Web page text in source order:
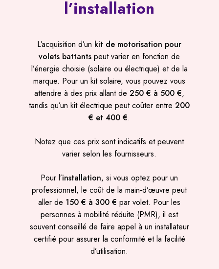
l’installation
L’acquisition d’un kit de motorisation pour
volets battants peut varier en fonction de
l’énergie choisie (solaire ou électrique) et de la
marque. Pour un kit solaire, vous pouvez vous
attendre à des prix allant de250 € à 500 €,
tandis qu’un kit électrique peut coûter entre200
€ et 400 €.
Notez que ces prix sont indicatifs et peuvent
varier selon les fournisseurs.
Pour l’installation, si vous optez pour un
professionnel, le coût de la main-d’œuvre peut
aller de 150 € à 300 € par volet. Pour les
personnes à mobilité réduite (PMR), il est
souvent conseillé de faire appel à un installateur
certifié pour assurer la conformité et la facilité
d’utilisation.